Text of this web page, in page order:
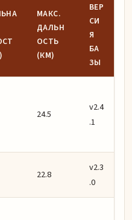
МАКС.
ДАЛЬН
ОСТЬ
(КМ)
ВЕР
СИ
Я
БА
ЗЫ
24.5
v2.4
.1
22.8
v2.3
.0